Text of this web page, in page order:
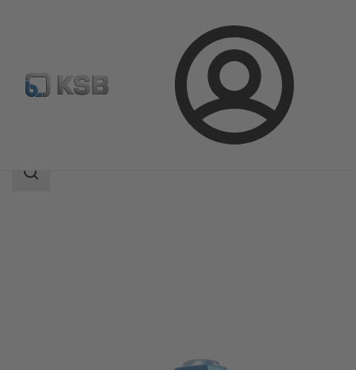
Connexion
Catalogue produits ILN
Champ